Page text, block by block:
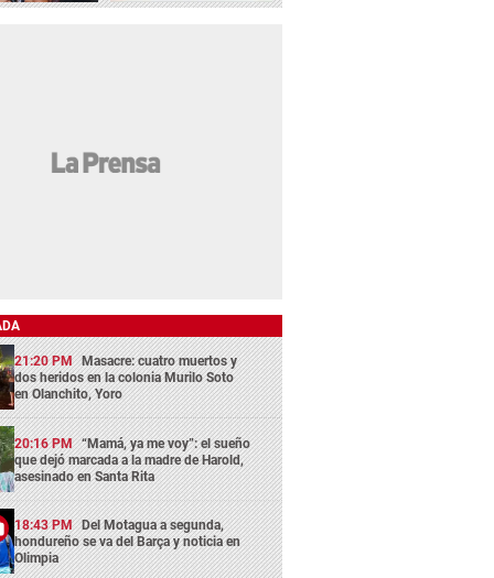
21:20 PM Masacre: cuatro muertos y
dos heridos en la colonia Murilo Soto
en Olanchito, Yoro
20:16 PM “Mamá, ya me voy”: el sueño
que dejó marcada a la madre de Harold,
asesinado en Santa Rita
18:43 PM Del Motagua a segunda,
hondureño se va del Barça y noticia en
Olimpia